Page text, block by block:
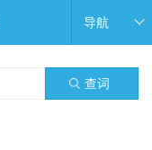
导航
查词